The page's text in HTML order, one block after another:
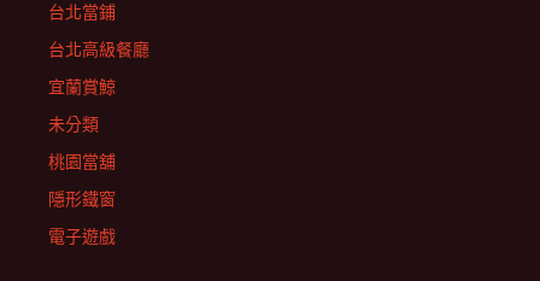
台北當鋪
台北高級餐廳
宜蘭賞鯨
未分類
桃園當舖
隱形鐵窗
電子遊戲